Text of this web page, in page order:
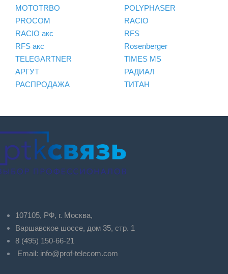
MOTOTRBO
POLYPHASER
PROCOM
RACIO
RACIO акс
RFS
RFS акс
Rosenberger
TELEGARTNER
TIMES MS
АРГУТ
РАДИАЛ
РАСПРОДАЖА
ТИТАН
107105, РФ, г. Москва,
Варшавское шоссе, дом 35, стр. 1
8 (495) 150-66-21
Email: info@prof-telecom.com